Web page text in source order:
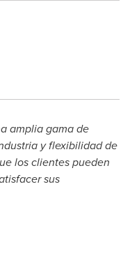
amplia gama de
y flexibilidad de
los clientes pueden
sus